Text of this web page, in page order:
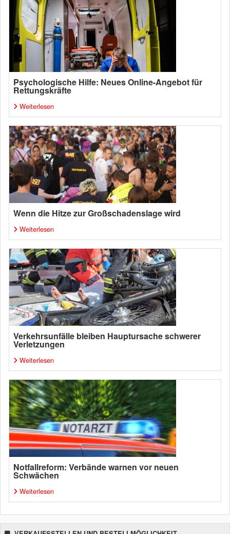
Psychologische Hilfe: Neues Online-Angebot für
Rettungskräfte
Weiterlesen
Wenn die Hitze zur Großschadenslage wird
Weiterlesen
Verkehrsunfälle bleiben Hauptursache schwerer
Verletzungen
Weiterlesen
Notfallreform: Verbände warnen vor neuen
Schwächen
Weiterlesen